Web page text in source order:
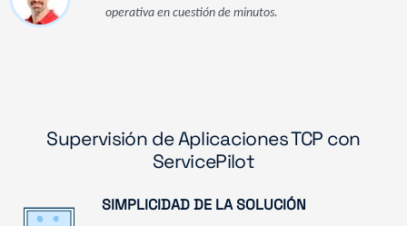
operativa en cuestión de minutos.
Supervisión de Aplicaciones TCP con
ServicePilot
SIMPLICIDAD DE LA SOLUCIÓN